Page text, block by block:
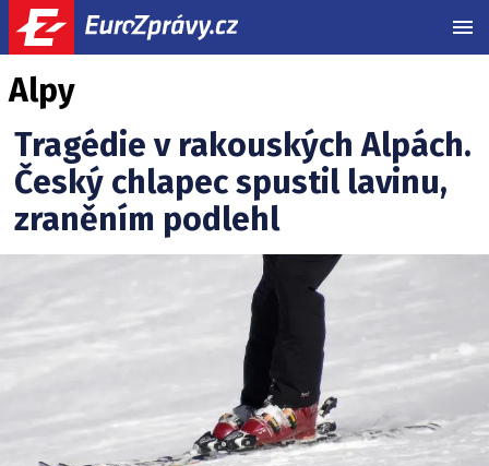
Alpy
Tragédie v rakouských Alpách.
Český chlapec spustil lavinu,
zraněním podlehl